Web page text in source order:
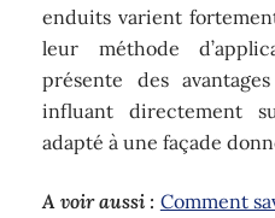
enduits varient
leur méthode
présente des
influant directement
adapté à une façade
A voir aussi : Comment